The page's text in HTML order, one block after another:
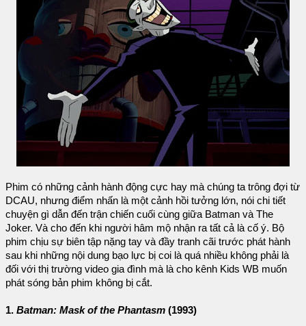
Phim có những cảnh hành động cực hay mà chúng ta trông đợi từ
DCAU, nhưng điểm nhấn là một cảnh hồi tưởng lớn, nói chi tiết
chuyện gì dẫn đến trận chiến cuối cùng giữa Batman và The
Joker. Và cho đến khi người hâm mộ nhận ra tất cả là cố ý. Bộ
phim chịu sự biên tập nặng tay và đầy tranh cãi trước phát hành
sau khi những nội dung bạo lực bị coi là quá nhiều không phải là
đối với thị trường video gia đình mà là cho kênh Kids WB muốn
phát sóng bản phim không bị cắt.
1. Batman: Mask of the Phantasm (1993)